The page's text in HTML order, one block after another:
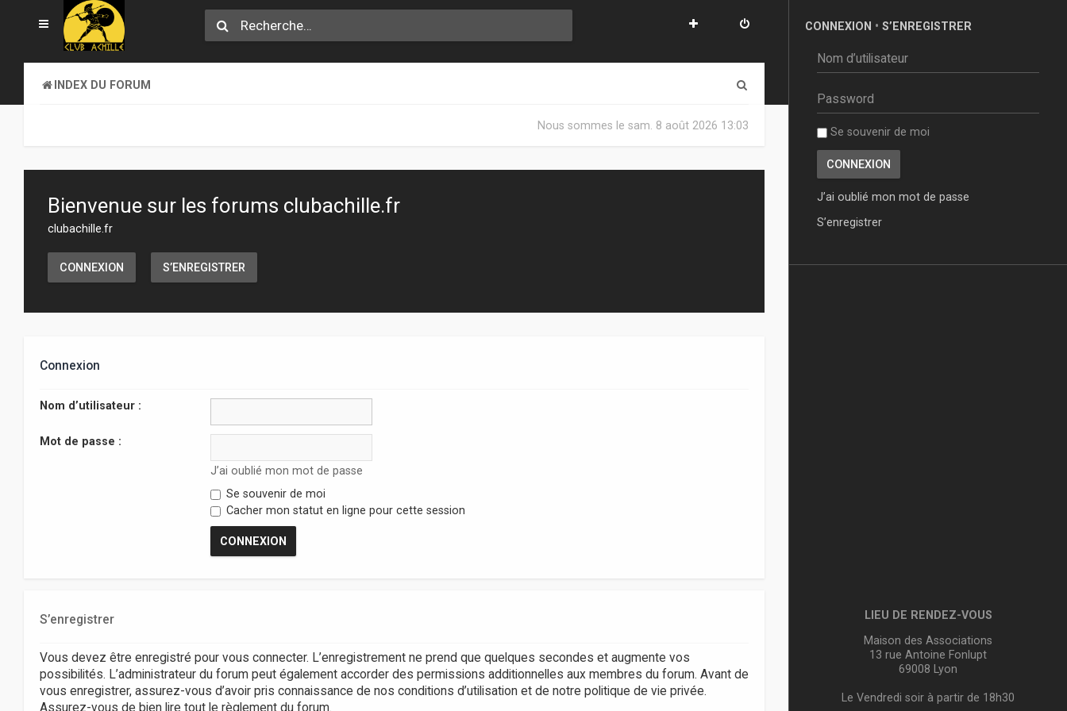
INDEX DU FORUM
Nous sommes le sam. 8 août 2026 13:03
Bienvenue sur les forums clubachille.fr
clubachille.fr
CONNEXION S’ENREGISTRER
Connexion
Nom d’utilisateur :
Mot de passe :
J’ai oublié mon mot de passe
Se souvenir de moi
Cacher mon statut en ligne pour cette session
S’enregistrer
Vous devez être enregistré pour vous connecter. L’enregistrement ne prend que quelques secondes et augmente vos
possibilités. L’administrateur du forum peut également accorder des permissions additionnelles aux membres du forum. Avant de
vous enregistrer, assurez-vous d’avoir pris connaissance de nos conditions d’utilisation et de notre politique de vie privée.
Assurez-vous de bien lire tout le règlement du forum.
CONNEXION • S’ENREGISTRER
Se souvenir de moi
J’ai oublié mon mot de passe
S’enregistrer
LIEU DE RENDEZ-VOUS
Maison des Associations
13 rue Antoine Fonlupt
69008 Lyon
Le Vendredi soir à partir de 18h30